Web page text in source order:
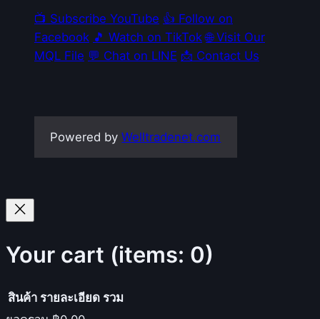
📺 Subscribe YouTube 👍 Follow on
Facebook 🎵 Watch on TikTok 🌐 Visit Our
MQL File 💬 Chat on LINE 📩 Contact Us
Powered byWelltradenet.com
Your cart (items: 0)
สินค้า รายละเอียด รวม